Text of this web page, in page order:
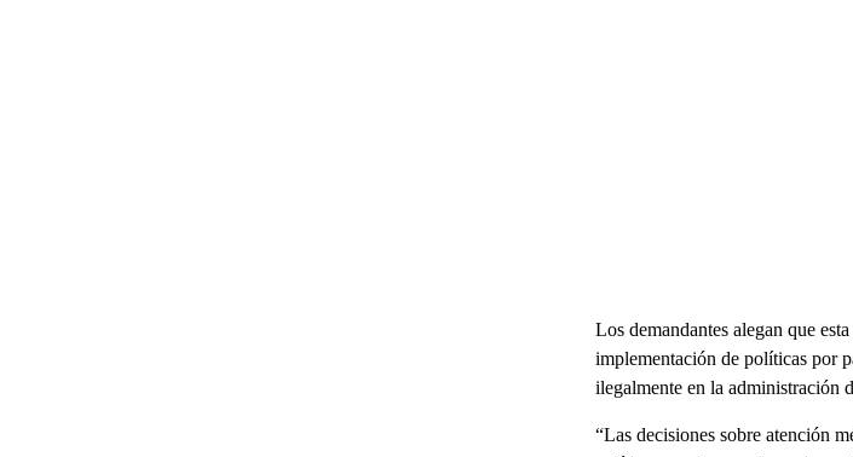
Los demandantes alegan que
implementación de políticas por
ilegalmente en la administración
“Las decisiones sobre atención